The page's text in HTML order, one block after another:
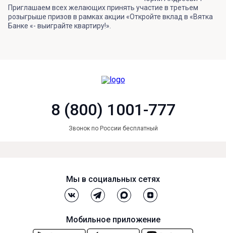
Приглашаем всех желающих принять участие в третьем
розыгрыше призов в рамках акции «Откройте вклад в «Вятка
Банке «- выиграйте квартиру!».
8 (800) 1001-777
Звонок по России бесплатный
Мы в социальных сетях
Мобильное приложение